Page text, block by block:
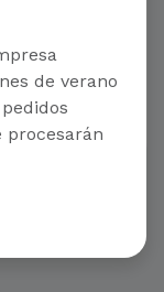
de verano
procesarán